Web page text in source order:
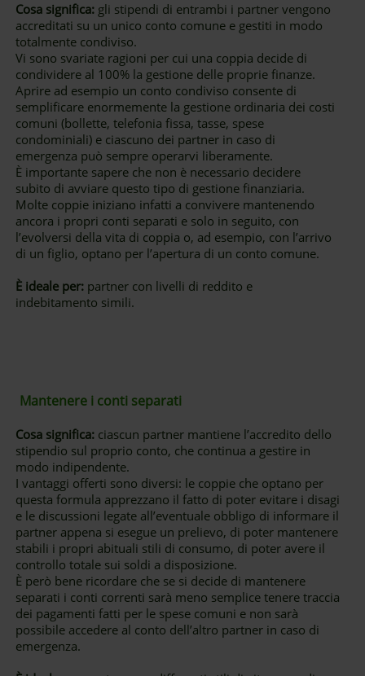
Cosa significa:gli stipendi di entrambi i partner vengono
accreditati su un unico conto comune e gestiti in modo
totalmente condiviso.
Vi sono svariate ragioni per cui una coppia decide di
condividere al 100% la gestione delle proprie finanze.
Aprire ad esempio un conto condiviso consente di
semplificare enormemente la gestione ordinaria dei costi
comuni (bollette, telefonia fissa, tasse, spese
condominiali) e ciascuno dei partner in caso di
emergenza può sempre operarvi liberamente.
È importante sapere che non è necessario decidere
subito di avviare questo tipo di gestione finanziaria.
Molte coppie iniziano infatti a convivere mantenendo
ancora i propri conti separati e solo in seguito, con
l’evolversi della vita di coppia o, ad esempio, con l’arrivo
di un figlio, optano per l’apertura di un conto comune.
È ideale per:partner con livelli di reddito e
indebitamento simili.
Mantenere i conti separati
Cosa significa:ciascun partner mantiene l’accredito dello
stipendio sul proprio conto, che continua a gestire in
modo indipendente.
I vantaggi offerti sono diversi: le coppie che optano per
questa formula apprezzano il fatto di poter evitare i disagi
e le discussioni legate all’eventuale obbligo di informare il
partner appena si esegue un prelievo, di poter mantenere
stabili i propri abituali stili di consumo, di poter avere il
controllo totale sui soldi a disposizione.
È però bene ricordare che se si decide di mantenere
separati i conti correnti sarà meno semplice tenere traccia
dei pagamenti fatti per le spese comuni e non sarà
possibile accedere al conto dell’altro partner in caso di
emergenza.